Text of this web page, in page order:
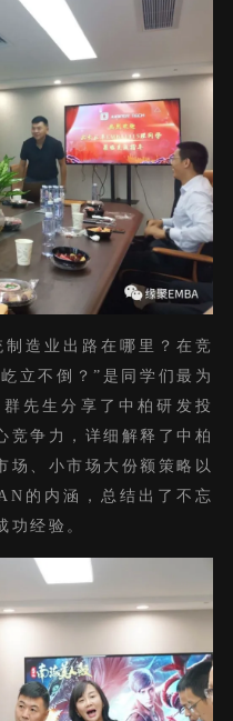
造业出路在哪里？在竞
立不倒？”是同学们最为
先生分享了中柏研发投
竞争力，详细解释了中柏
场、小市场大份额策略以
的内涵，总结出了不忘
功经验。